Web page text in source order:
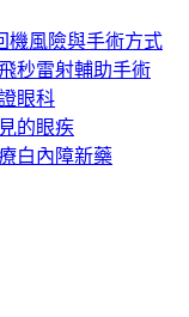
機風險與手術方式
秒雷射輔助手術
眼科
的眼疾
白內障新藥